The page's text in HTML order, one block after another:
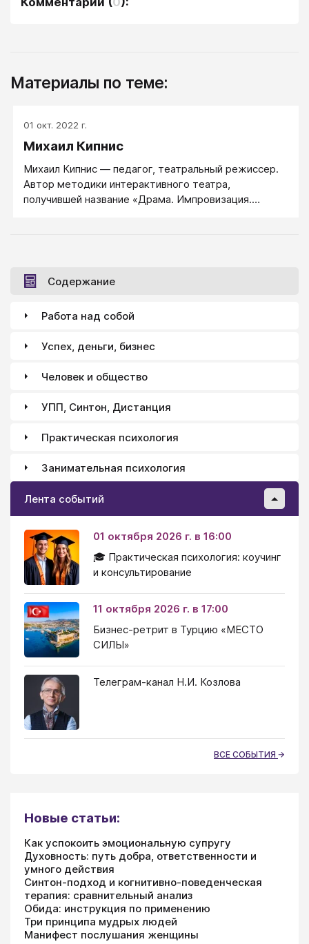
Материалы по теме:
01 окт. 2022 г.
Михаил Кипнис
Михаил Кипнис ― педагог, театральный режиссер.
Автор методики интерактивного театра,
получившей название «Драма. Импровизация.
Содержание
Работа над собой
Успех, деньги, бизнес
Человек и общество
УПП, Синтон, Дистанция
Практическая психология
Занимательная психология
Лента событий
01 октября 2026 г. в 16:00
🎓 Практическая психология: коучинг
и консультирование
11 октября 2026 г. в 17:00
Бизнес-ретрит в Турцию «МЕСТО
СИЛЫ»
Телеграм-канал Н.И. Козлова
ВСЕ СОБЫТИЯ
Новые статьи:
Как успокоить эмоциональную супругу
Духовность: путь добра, ответственности и
умного действия
Синтон-подход и когнитивно-поведенческая
терапия: сравнительный анализ
Обида: инструкция по применению
Три принципа мудрых людей
Манифест послушания женщины